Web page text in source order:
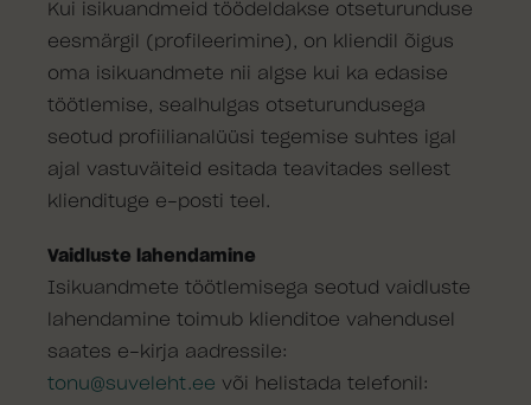
Kui isikuandmeid töödeldakse otseturunduse
eesmärgil (profileerimine), on kliendil õigus
oma isikuandmete nii algse kui ka edasise
töötlemise, sealhulgas otseturundusega
seotud profiilianalüüsi tegemise suhtes igal
ajal vastuväiteid esitada teavitades sellest
kliendituge e-posti teel.
Vaidluste lahendamine
Isikuandmete töötlemisega seotud vaidluste
lahendamine toimub klienditoe vahendusel
saates e-kirja aadressile:
tonu@suveleht.ee või helistada telefonil: